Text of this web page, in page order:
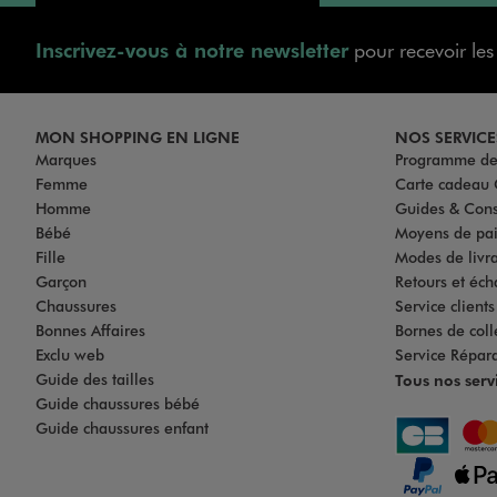
Inscrivez-vous à notre newsletterpour recevoir
MON SHOPPING EN LIGNE
Marques
Femme
Homme
Bébé
Fille
Garçon
Chaussures
Bonnes Affaires
Exclu web
Guide des tailles
Guide chaussures bébé
Guide chaussures enfant
NOS
Programme
Carte cadeau
Guides &
Moyens de
Modes de
Retours et
Service
Bornes de
Service
Tous nos